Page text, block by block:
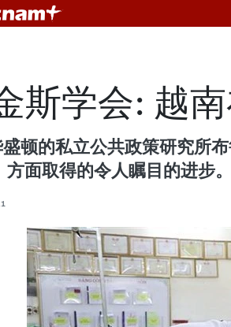
斯学会: 越
顿的私立公共政策研究所
面取得的令人瞩目的进步。